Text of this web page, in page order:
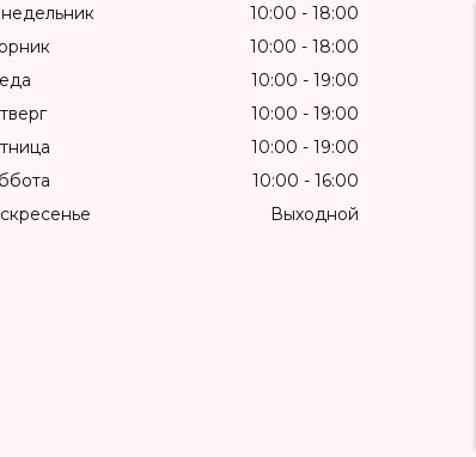
10:00
18:00
10:00
18:00
10:00
19:00
10:00
19:00
10:00
19:00
10:00
16:00
Выходной